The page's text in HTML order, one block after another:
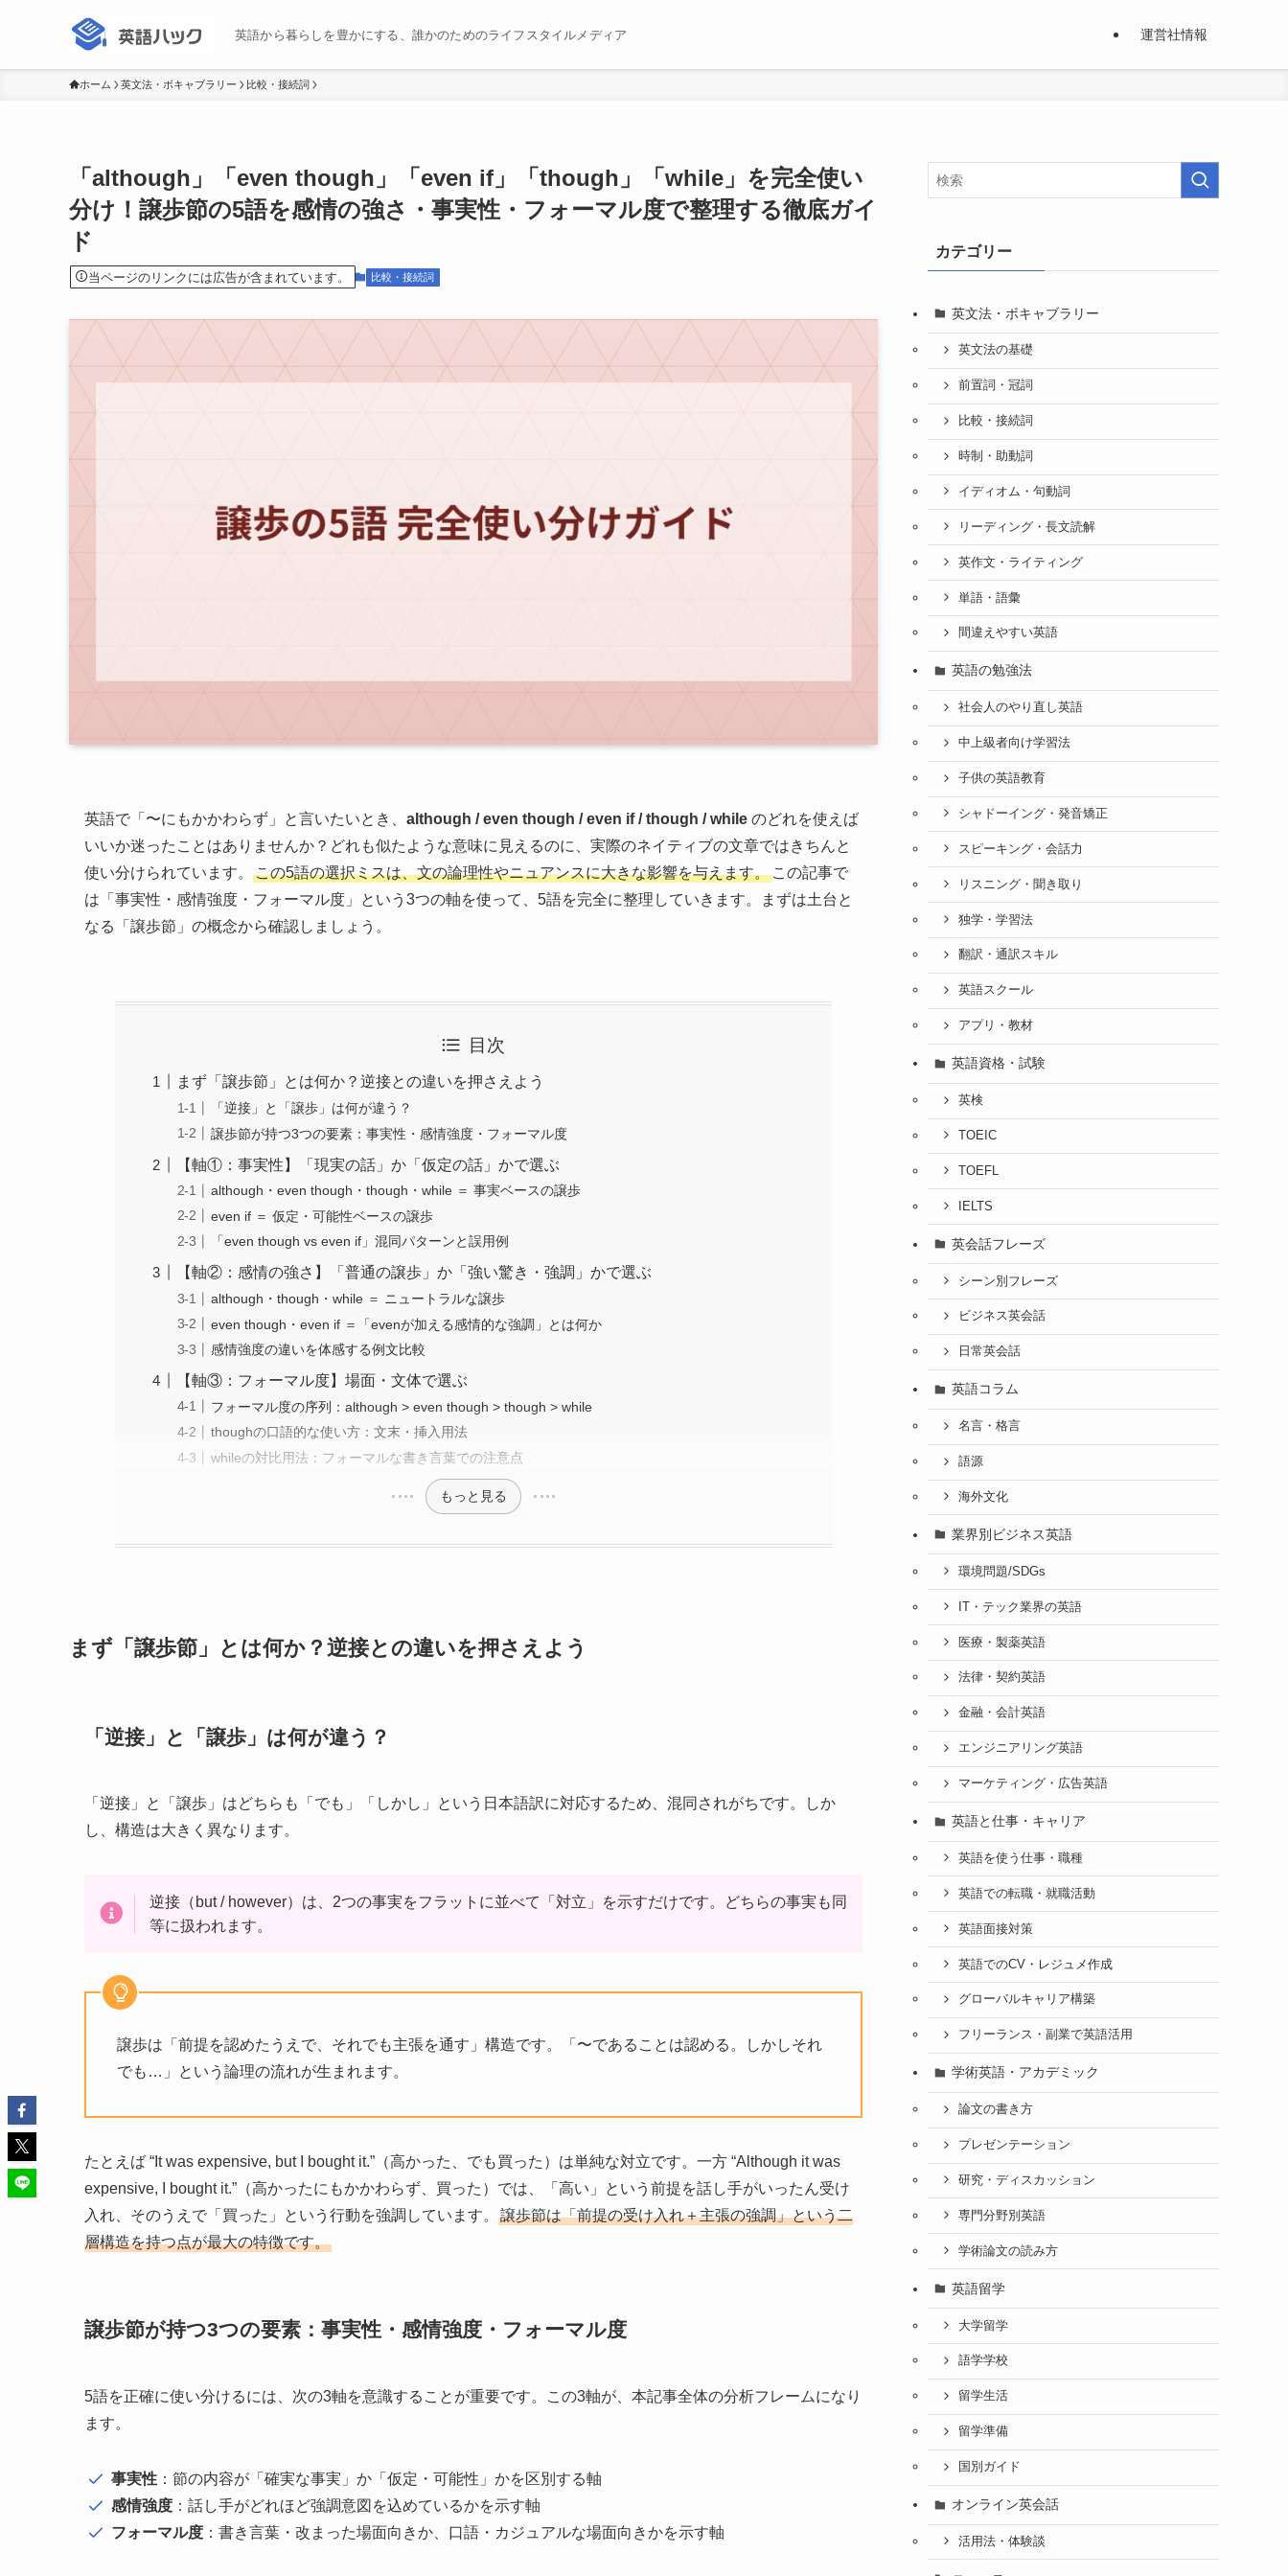
英語から暮らしを豊かにする、誰かのためのライフスタイルメディア 運営社情報
ホーム 英文法・ボキャブラリー 比較・接続詞
「although」「even though」「even if」「though」「while」を完全使い
分け！譲歩節の5語を感情の強さ・事実性・フォーマル度で整理する徹底ガイ
ド
当ページのリンクには広告が含まれています。 比較・接続詞
英語で「〜にもかかわらず」と言いたいとき、 although / even though / even if / though / while のどれを使えば
いいか迷ったことはありませんか？どれも似たような意味に見えるのに、実際のネイティブの文章ではきちんと
使い分けられています。
この5語の選択ミスは、文の論理性やニュアンスに大きな影響を与えます。 この記事で
は「事実性・感情強度・フォーマル度」という3つの軸を使って、5語を完全に整理していきます。まずは土台と
なる「譲歩節」の概念から確認しましょう。
目次
まず「譲歩節」とは何か？逆接との違いを押さえよう
「逆接」と「譲歩」は何が違う？
譲歩節が持つ3つの要素：事実性・感情強度・フォーマル度
【軸①：事実性】「現実の話」か「仮定の話」かで選ぶ
although・even though・though・while ＝ 事実ベースの譲歩
even if ＝ 仮定・可能性ベースの譲歩
「even though vs even if」混同パターンと誤用例
【軸②：感情の強さ】「普通の譲歩」か「強い驚き・強調」かで選ぶ
although・though・while ＝ ニュートラルな譲歩
even though・even if ＝「evenが加える感情的な強調」とは何か
感情強度の違いを体感する例文比較
【軸③：フォーマル度】場面・文体で選ぶ
フォーマル度の序列：although > even though > though > while
thoughの口語的な使い方：文末・挿入用法
whileの対比用法：フォーマルな書き言葉での注意点
もっと見る
まず「譲歩節」とは何か？逆接との違いを押さえよう
「逆接」と「譲歩」は何が違う？
「逆接」と「譲歩」はどちらも「でも」「しかし」という日本語訳に対応するため、混同されがちです。しか
し、構造は大きく異なります。
逆接（but / however）は、2つの事実をフラットに並べて「対立」を示すだけです。どちらの事実も同
等に扱われます。
譲歩は「前提を認めたうえで、それでも主張を通す」構造です。「〜であることは認める。しかしそれ
でも…」という論理の流れが生まれます。
たとえば “It was expensive, but I bought it.”（高かった、でも買った）は単純な対立です。一方 “Although it was
expensive, I bought it.”（高かったにもかかわらず、買った）では、「高い」という前提を話し手がいったん受け
入れ、そのうえで「買った」という行動を強調しています。
譲歩節は「前提の受け入れ＋主張の強調」という二
層構造を持つ点が最大の特徴です。
譲歩節が持つ3つの要素：事実性・感情強度・フォーマル度
5語を正確に使い分けるには、次の3軸を意識することが重要です。この3軸が、本記事全体の分析フレームになり
ます。
事実性 ：節の内容が「確実な事実」か「仮定・可能性」かを区別する軸
感情強度 ：話し手がどれほど強調意図を込めているかを示す軸
フォーマル度 ：書き言葉・改まった場面向きか、口語・カジュアルな場面向きかを示す軸
カテゴリー
英文法・ボキャブラリー
英文法の基礎
前置詞・冠詞
比較・接続詞
時制・助動詞
イディオム・句動詞
リーディング・長文読解
英作文・ライティング
単語・語彙
間違えやすい英語
英語の勉強法
社会人のやり直し英語
中上級者向け学習法
子供の英語教育
シャドーイング・発音矯正
スピーキング・会話力
リスニング・聞き取り
独学・学習法
翻訳・通訳スキル
英語スクール
アプリ・教材
英語資格・試験
英検
TOEIC
TOEFL
IELTS
英会話フレーズ
シーン別フレーズ
ビジネス英会話
日常英会話
英語コラム
名言・格言
語源
海外文化
業界別ビジネス英語
環境問題/SDGs
IT・テック業界の英語
医療・製薬英語
法律・契約英語
金融・会計英語
エンジニアリング英語
マーケティング・広告英語
英語と仕事・キャリア
英語を使う仕事・職種
英語での転職・就職活動
英語面接対策
英語でのCV・レジュメ作成
グローバルキャリア構築
フリーランス・副業で英語活用
学術英語・アカデミック
論文の書き方
プレゼンテーション
研究・ディスカッション
専門分野別英語
学術論文の読み方
英語留学
大学留学
語学学校
留学生活
留学準備
国別ガイド
オンライン英会話
活用法・体験談